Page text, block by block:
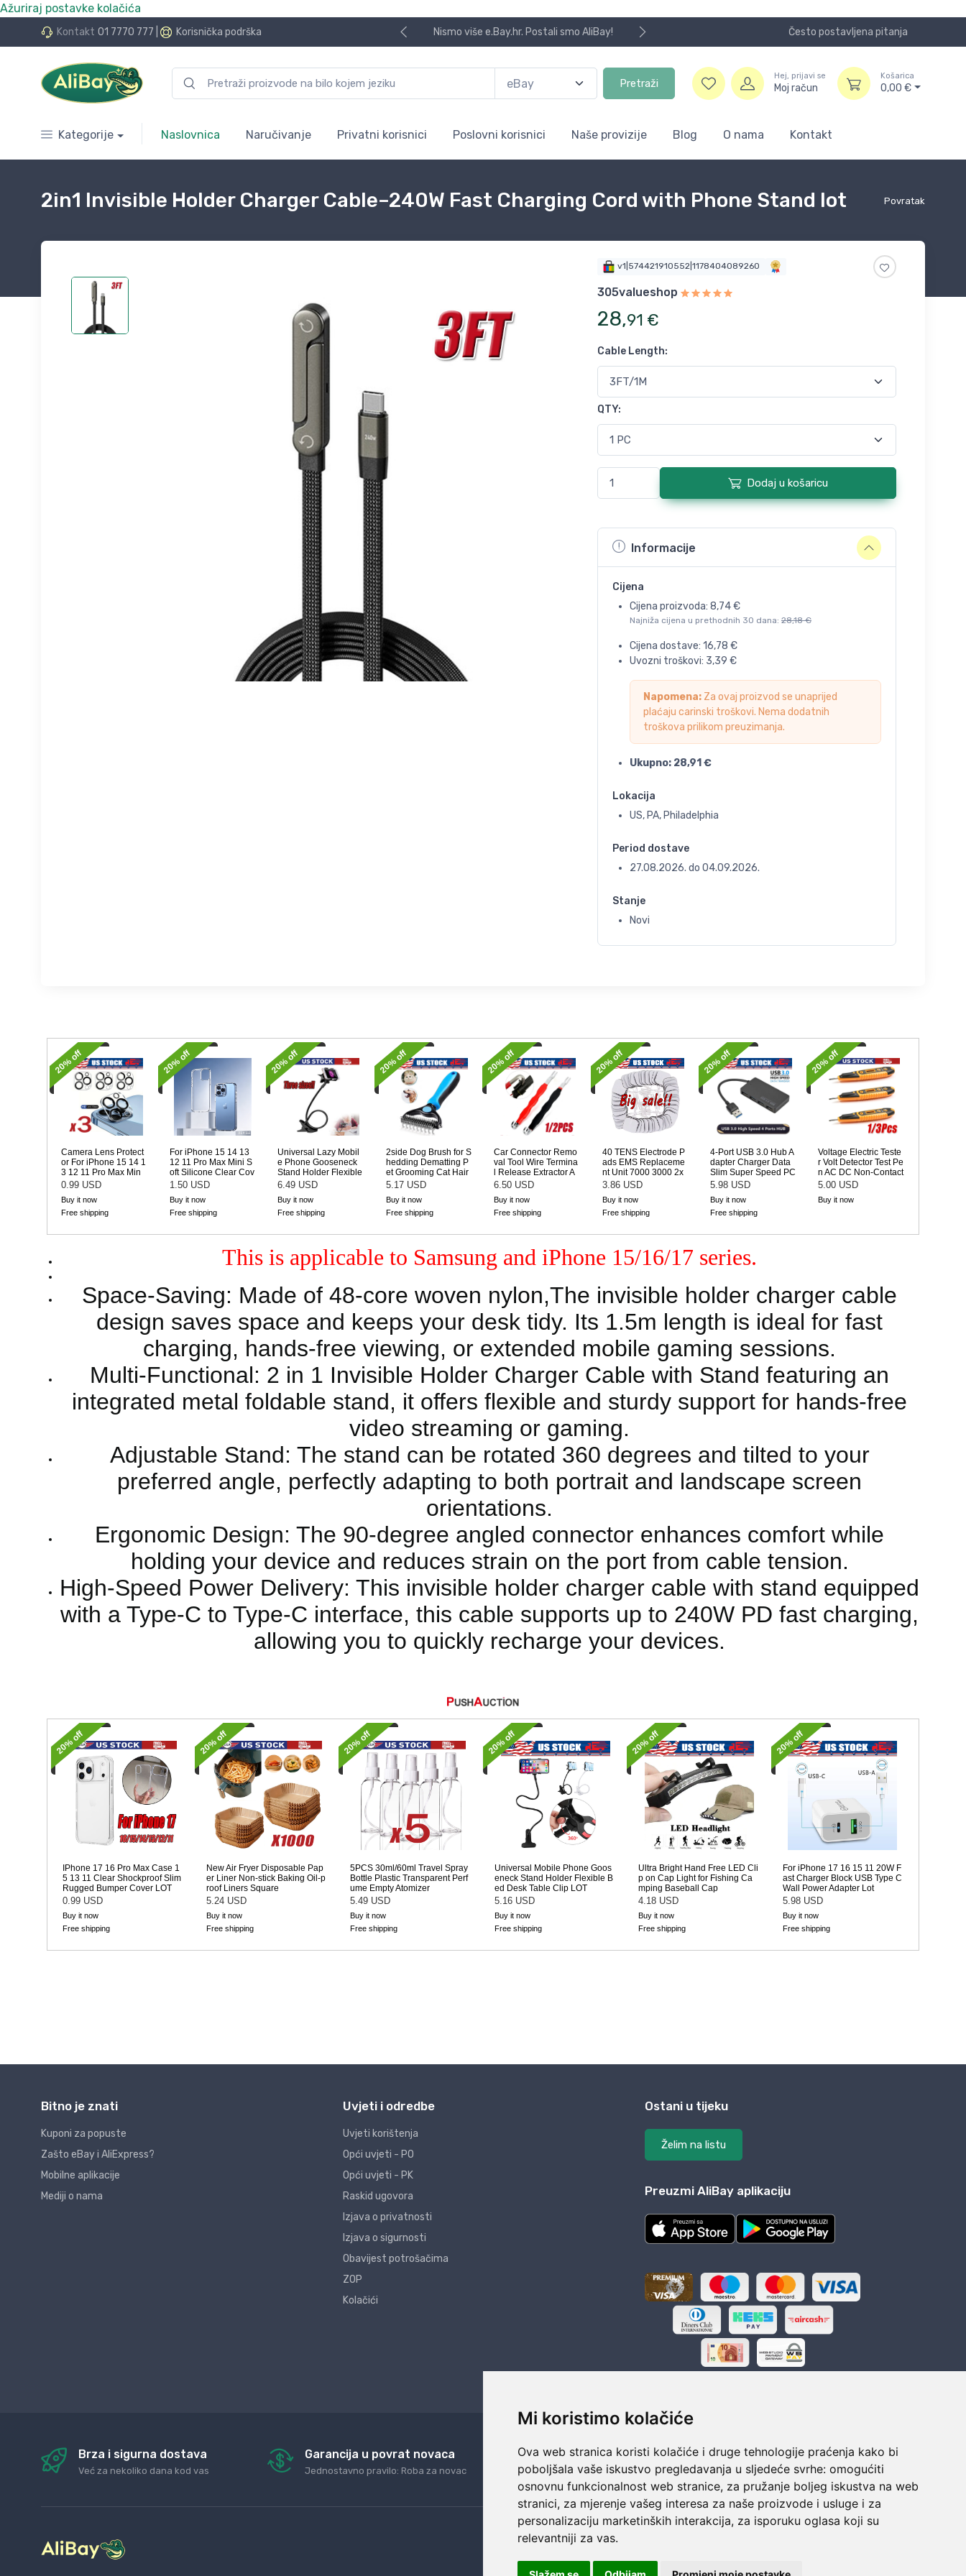
Mi koristimo kolačiće
Ova web stranica koristi kolačiće i druge tehnologije praćenja kako bi
poboljšala vaše iskustvo pregledavanja u sljedeće svrhe: omogućiti
osnovnu funkcionalnost web stranice, za pružanje boljeg iskustva na web
stranici, za mjerenje vašeg interesa za naše proizvode i usluge i za
personalizaciju marketinških interakcija, za isporuku oglasa koji su
relevantniji za vas.
Ažuriraj postavke kolačića
Kontakt 01 7770 777 Korisnička podrška
24 rate bez kamata Nismo više e.Bay.hr. Postali smo AliBay! Često postavljena pitanja
Pretraži
Hej, prijavi se
Moj račun
Košarica
0,00 €
Kategorije Naslovnica Naručivanje Privatni korisnici Poslovni korisnici Naše provizije Blog O nama Kontakt
Povratak
2in1 Invisible Holder Charger Cable–240W Fast Charging Cord with Phone Stand lot
v1|574421910552|1178404089260
305valueshop
28,91 €
Cable Length:
QTY:
Dodaj u košaricu
Informacije
Cijena
Cijena proizvoda: 8,74€
Najniža cijena u prethodnih 30 dana: 28,18 €
Cijena dostave: 16,78 €
Uvozni troškovi: 3,39 €
Napomena:Za ovaj proizvod se unaprijed
plaćaju carinski troškovi. Nema dodatnih
troškova prilikom preuzimanja.
Ukupno: 28,91 €
Lokacija
US, PA, Philadelphia
Period dostave
27.08.2026. do 04.09.2026.
Stanje
Novi
Bitno je znati
Kuponi za popuste
Zašto eBay i AliExpress?
Mobilne aplikacije
Mediji o nama
Uvjeti i odredbe
Uvjeti korištenja
Opći uvjeti - PO
Opći uvjeti - PK
Raskid ugovora
Izjava o privatnosti
Izjava o sigurnosti
Obavijest potrošačima
ZOP
Kolačići
Ostani u tijeku
Želim na listu
Preuzmi AliBay aplikaciju
Brza i sigurna dostava
Već za nekoliko dana kod vas
Garancija u povrat novaca
Jednostavno pravilo: Roba za novac
24/7 odlična podrška
Naši agenti uvijek na raspolaganju
Sigurno obročno plaćanje
Do 24 rata bez kamata